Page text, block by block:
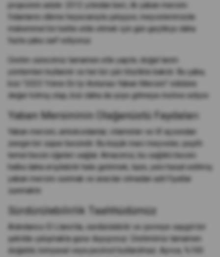
projesinin adıdır. 2012 yılından beri, ilk yaban mersini
fidanlarını dikme heyecanıyla çalışıyor, meyvelerimizde
mükemmel bir kalite elde etmek için gün geçtikçe daha
fazla çaba sarf ediyoruz.
Üretim sürecimiz tamamen elle yapılır, doğal tarım
yöntemleri kullanılır ve her bir çalı titizlikle bakılır. Bu çaba,
bizi "2023 Yılının En İyi Asturias Yaban Mersini" ödülüne
değer kılmış olup, bizi daha da iyiye gitmeye motive ediyor.
Yaban Mersininin Olağanüstü Faydaları
Yaban mersini, antioksidanlar, vitaminler ve lif açısından
zengin bir süper besindir. Bu küçük mavi meyveler, çeşitli
temel besin öğeleri sağlar. Amacımız, bu sağlıklı besini
halka daha erişilebilir hale getirmek, taze, yeni hasat edilmiş
yaban mersini sunmak ve aracılar olmadan adil fiyatlar
sunmaktır.
Sürdürülebilirlik Taahhüdümüz
Arándanos El Llano'da, sürdürülebilir ve çevreye saygılı bir
şekilde çalışmakla gurur duyuyoruz. Üretimimiz tamamen
doğaldır, kimyasal veya pestisit kullanılmaz. Ayrıca, %100